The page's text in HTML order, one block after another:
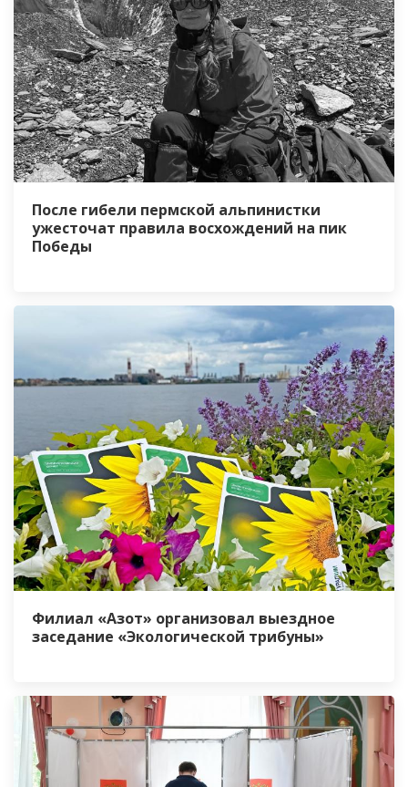
После гибели пермской альпинистки
ужесточат правила восхождений на пик
Победы
Филиал «Азот» организовал выездное
заседание «Экологической трибуны»